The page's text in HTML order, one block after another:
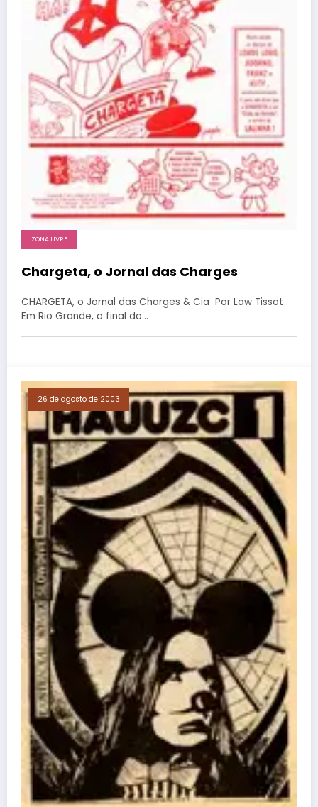
ZONA LIVRE
Chargeta, o Jornal das Charges
CHARGETA, o Jornal das Charges & Cia Por Law Tissot
Em Rio Grande, o final do…
26 de agosto de 2003